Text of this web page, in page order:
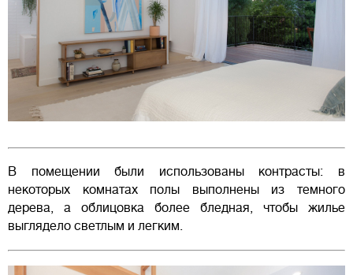
В помещении были использованы контрасты: в
некоторых комнатах полы выполнены из темного
дерева, а облицовка более бледная, чтобы жилье
выглядело светлым и легким.